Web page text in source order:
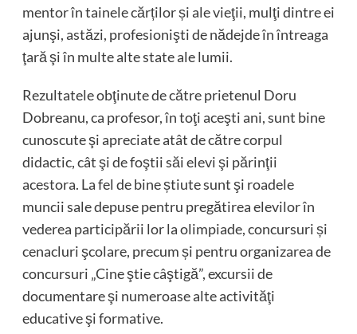
mentor în tainele cărților și ale vieţii, mulţi dintre ei
ajunşi, astăzi, profesionişti de nădejde în întreaga
ţară şi în multe alte state ale lumii.
Rezultatele obţinute de către prietenul Doru
Dobreanu, ca profesor, în toţi aceşti ani, sunt bine
cunoscute şi apreciate atât de către corpul
didactic, cât şi de foştii săi elevi şi părinţii
acestora. La fel de bine știute sunt şi roadele
muncii sale depuse pentru pregătirea elevilor în
vederea participării lor la olimpiade, concursuri și
cenacluri şcolare, precum și pentru organizarea de
concursuri „Cine ştie câştigă”, excursii de
documentare şi numeroase alte activităţi
educative şi formative.